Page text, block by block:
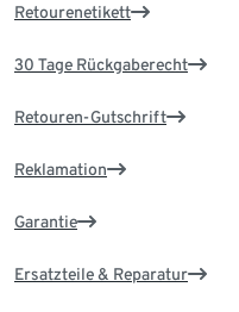
Retourenetikett
30 Tage Rückgaberecht
Retouren-Gutschrift
Reklamation
Garantie
Ersatzteile & Reparatur